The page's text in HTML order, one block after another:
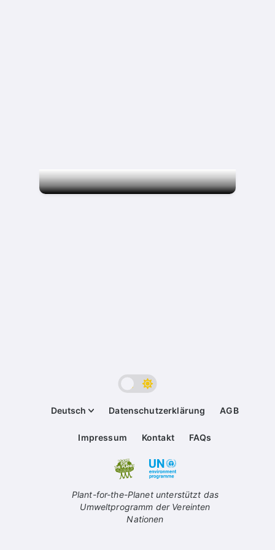
Deutsch Datenschutzerklärung AGB
Impressum Kontakt FAQs
Plant-for-the-Planet unterstützt das
Umweltprogramm der Vereinten
Nationen